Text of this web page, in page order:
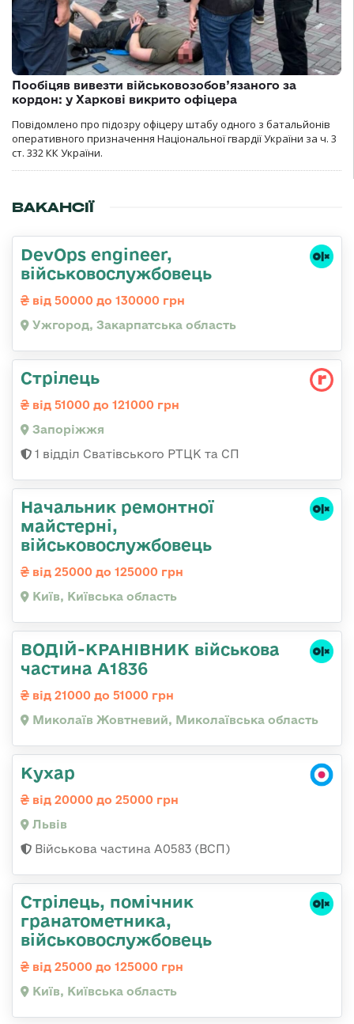
Пообіцяв вивезти військовозобов’язаного за
кордон: у Харкові викрито офіцера
Повідомлено про підозру офіцеру штабу одного з батальйонів
оперативного призначення Національної гвардії України за ч. 3
ст. 332 КК України.
ВАКАНСІЇ
DevOps engineer,
військовослужбовець
від 50000 до 130000 грн
Ужгород, Закарпатська область
Стрілець
від 51000 до 121000 грн
Запоріжжя
1 відділ Сватівського РТЦК та СП
Начальник ремонтної
майстерні,
військовослужбовець
від 25000 до 125000 грн
Київ, Київська область
ВОДІЙ-КРАНІВНИК військова
частина А1836
від 21000 до 51000 грн
Миколаїв Жовтневий, Миколаївська область
Кухар
від 20000 до 25000 грн
Львів
Військова частина А0583 (ВСП)
Стpілець, помічник
гpанатометника,
військовослужбовець
від 25000 до 125000 грн
Київ, Київська область